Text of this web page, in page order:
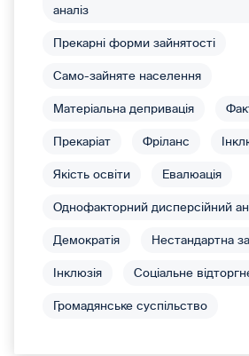
аналіз
Прекарні форми зайнятості
Само-зайняте населення
Матеріальна депривація
Прекаріат Фріланс
Якість освіти Евалюація
Однофакторний дисперсійний
Демократія Нестандартна
Інклюзія Соціальне
Громадянське суспільство